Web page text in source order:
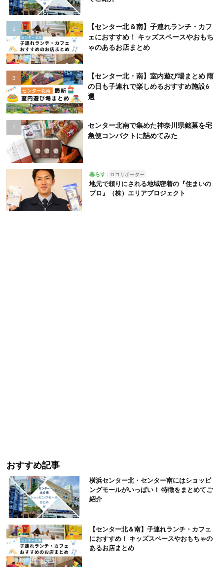
【センター北＆南】子連れランチ・カフ
ェにおすすめ！ キッズスペースやおもち
ゃのあるお店まとめ
【センター北・南】室内遊び場まとめ 雨
の日も子連れで楽しめるおすすめ施設6
選
センター北南で集めた神奈川県銘菓を宅
急便コンパクトに詰めてみた
暮らす ロコサポーター
地元で頼りにされる地域密着の『住まいの
プロ』（株）エリアプロジェクト
おすすめ記事
横浜センター北・センター南にはショッピ
ングモールがいっぱい！ 特徴をまとめてご
紹介
【センター北＆南】子連れランチ・カフェ
におすすめ！ キッズスペースやおもちゃの
あるお店まとめ